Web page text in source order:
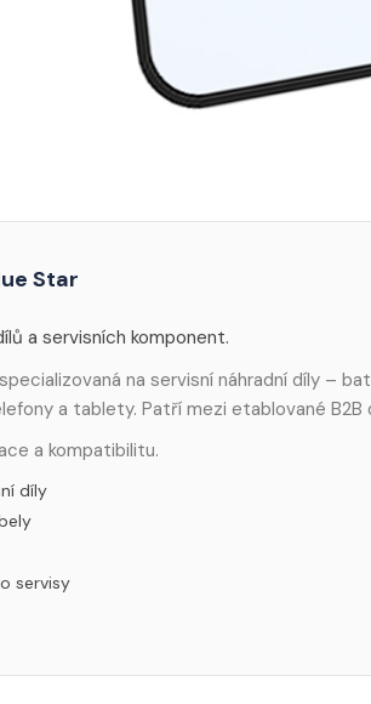
Star
a servisních komponent.
na servisní náhradní díly –
a tablety. Patří mezi etablované B2B
a kompatibilitu.
díly
servisy